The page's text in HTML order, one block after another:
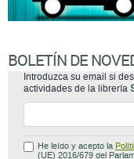
BOLETÍN DE
Introduzca su email si
actividades de la librería
He leído y acepto la
(UE) 2016/679 del